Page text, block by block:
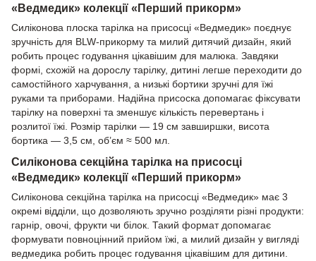
«Ведмедик» колекції «Перший прикорм»
Силіконова плоска тарілка на присосці «Ведмедик» поєднує
зручність для BLW-прикорму та милий дитячий дизайн, який
робить процес годування цікавішим для малюка. Завдяки
формі, схожій на дорослу тарілку, дитині легше переходити до
самостійного харчування, а низькі бортики зручні для їжі
руками та приборами. Надійна присоска допомагає фіксувати
тарілку на поверхні та зменшує кількість перевертань і
розлитої їжі. Розмір тарілки — 19 см завширшки, висота
бортика — 3,5 см, об’єм ≈ 500 мл.
Силіконова секційна тарілка на присосці
«Ведмедик» колекції «Перший прикорм»
Силіконова секційна тарілка на присосці «Ведмедик» має 3
окремі відділи, що дозволяють зручно розділяти різні продукти:
гарнір, овочі, фрукти чи білок. Такий формат допомагає
формувати повноцінний прийом їжі, а милий дизайн у вигляді
ведмедика робить процес годування цікавішим для дитини.